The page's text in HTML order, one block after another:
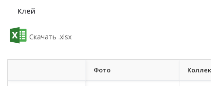
Клей
Скачать .xlsx
Фото